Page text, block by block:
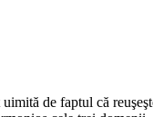
de faptul că